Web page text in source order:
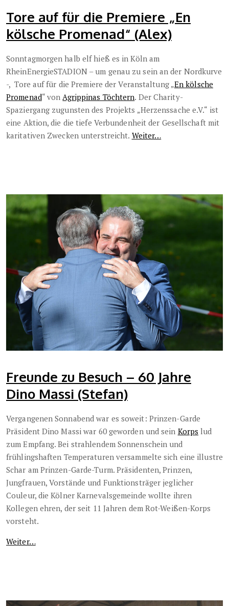
Tore auf für die Premiere „En
kölsche Promenad“ (Alex)
Sonntagmorgen halb elf hieß es in Köln am
RheinEnergieSTADION – um genau zu sein an der Nordkurve
-, Tore auf für die Premiere der Veranstaltung „En kölsche
Promenad“ vonAgrippinas Töchtern. Der Charity-
Spaziergang zugunsten des Projekts „Herzenssache e.V.“ ist
eine Aktion, die die tiefe Verbundenheit der Gesellschaft mit
karitativen Zwecken unterstreicht. Weiter…
Freunde zu Besuch – 60 Jahre
Dino Massi (Stefan)
Vergangenen Sonnabend war es soweit: Prinzen-Garde
Präsident Dino Massi war 60 geworden und sein Korps lud
zum Empfang. Bei strahlendem Sonnenschein und
frühlingshaften Temperaturen versammelte sich eine illustre
Schar am Prinzen-Garde-Turm. Präsidenten, Prinzen,
Jungfrauen, Vorstände und Funktionsträger jeglicher
Couleur, die Kölner Karnevalsgemeinde wollte ihren
Kollegen ehren, der seit 11 Jahren dem Rot-Weißen-Korps
vorsteht.
Weiter…